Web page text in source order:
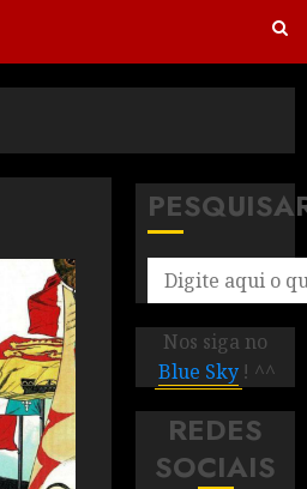
Nos siga no
Blue Sky ! ^^
REDES
SOCIAIS